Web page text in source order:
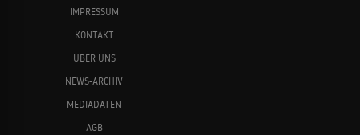
IMPRESSUM
KONTAKT
ÜBER UNS
NEWS-ARCHIV
MEDIADATEN
AGB